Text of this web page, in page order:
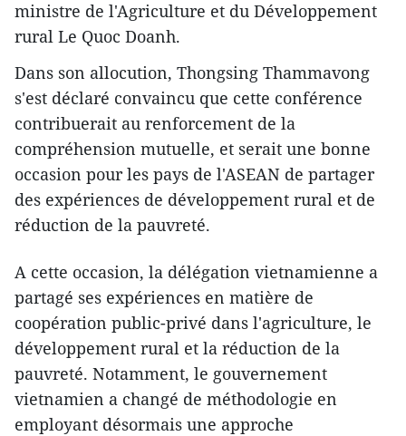
ministre de l'Agriculture et du Développement
rural Le Quoc Doanh.
Dans son allocution, Thongsing Thammavong
s'est déclaré convaincu que cette conférence
contribuerait au renforcement de la
compréhension mutuelle, et serait une bonne
occasion pour les pays de l'ASEAN de partager
des expériences de développement rural et de
réduction de la pauvreté.
A cette occasion, la délégation vietnamienne a
partagé ses expériences en matière de
coopération public-privé dans l'agriculture, le
développement rural et la réduction de la
pauvreté. Notamment, le gouvernement
vietnamien a changé de méthod​ologie ​en
employant désormais une approche